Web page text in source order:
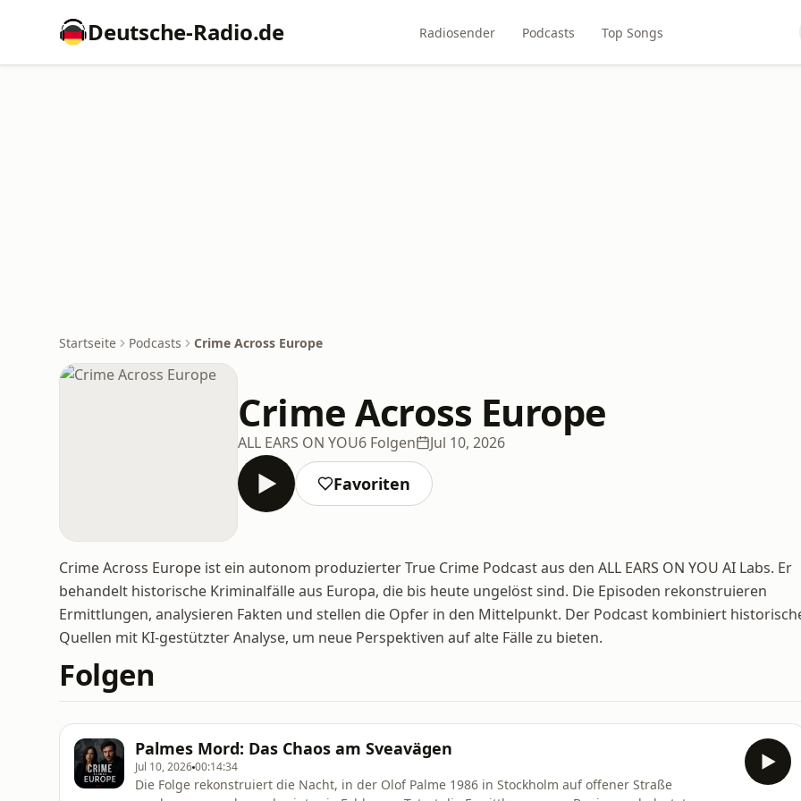
Deutsche-Radio.de Radiosender Podcasts Top Songs
Startseite Podcasts Crime Across Europe
Crime Across Europe
ALL EARS ON YOU6 Folgen Jul 10, 2026
Favoriten
Crime Across Europe ist ein autonom produzierter True Crime Podcast aus den ALL EARS ON YOU AI Labs. Er
behandelt historische Kriminalfälle aus Europa, die bis heute ungelöst sind. Die Episoden rekonstruieren
Ermittlungen, analysieren Fakten und stellen die Opfer in den Mittelpunkt. Der Podcast kombiniert
Quellen mit KI-gestützter Analyse, um neue Perspektiven auf alte Fälle zu bieten.
Folgen
Palmes Mord: Das Chaos am Sveavägen
Jul 10, 202600:14:34
Die Folge rekonstruiert die Nacht, in der Olof Palme 1986 in Stockholm auf offener Straße